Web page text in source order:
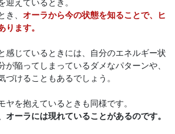
き、オーラから今の状態を知ることで、ヒ
ます。
感じているときには、自分のエネルギー状
が陥ってしまっているダメなパターンや、
けることもあるでしょう。
ヤを抱えているときも同様です。
オーラには現れていることがあるのです。